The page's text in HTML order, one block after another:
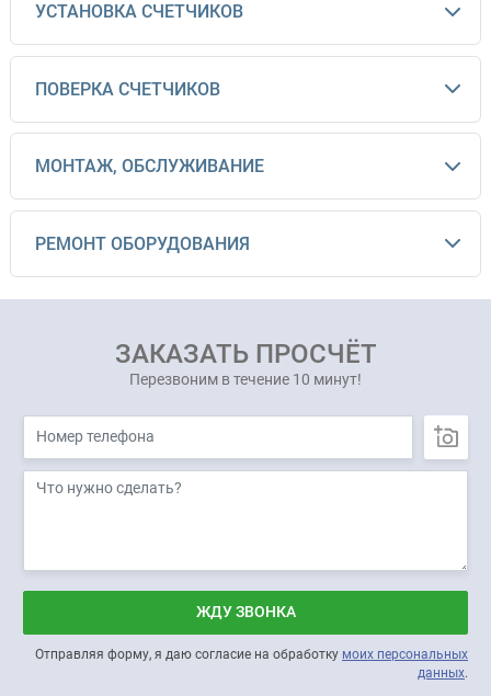
УСТАНОВКА СЧЕТЧИКОВ
ПОВЕРКА СЧЕТЧИКОВ
МОНТАЖ, ОБСЛУЖИВАНИЕ
РЕМОНТ ОБОРУДОВАНИЯ
ЗАКАЗАТЬ ПРОСЧЁТ
Перезвоним в течение 10 минут!
ЖДУ ЗВОНКА
Отправляя форму, я даю согласие на обработку моих персональных
данных.